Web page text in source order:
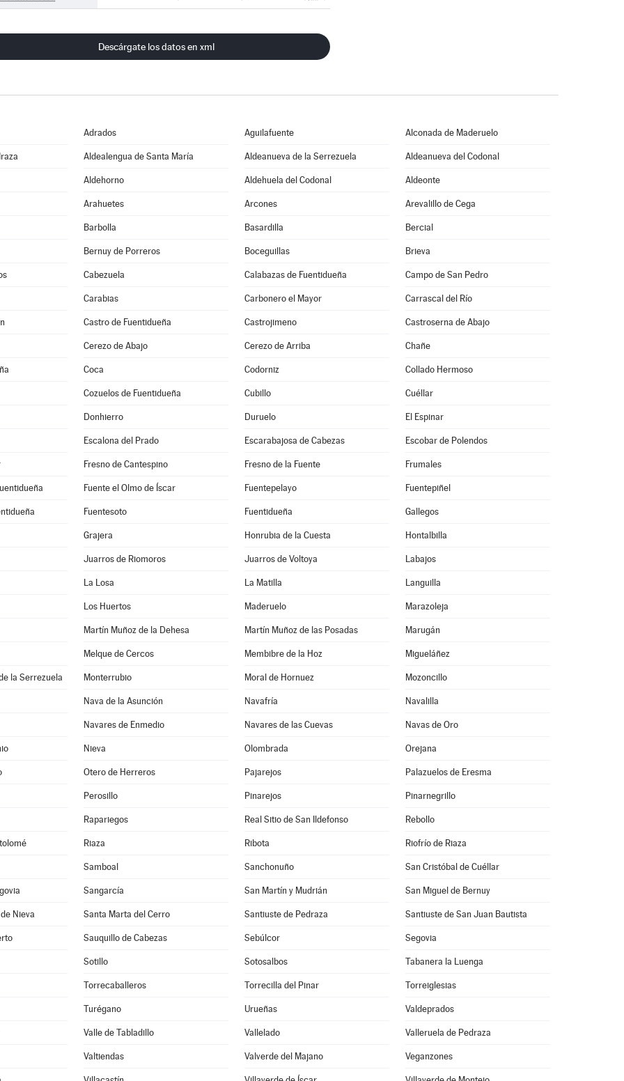
Descárgate los datos en xml
Adrados Aguilafuente Alconada de Maderuelo
Aldealengua de Santa María Aldeanueva de la Serrezuela Aldeanueva del Codonal
Aldehorno Aldehuela del Codonal Aldeonte
Arahuetes Arcones Arevalillo de Cega
Barbolla Basardilla Bercial
Bernuy de Porreros Boceguillas Brieva
Cabezuela Calabazas de Fuentidueña Campo de San Pedro
Carabias Carbonero el Mayor Carrascal del Río
Castro de Fuentidueña Castrojimeno Castroserna de Abajo
Cerezo de Abajo Cerezo de Arriba Chañe
Coca Codorniz Collado Hermoso
Cozuelos de Fuentidueña Cubillo Cuéllar
Donhierro Duruelo El Espinar
Escalona del Prado Escarabajosa de Cabezas Escobar de Polendos
Fresno de Cantespino Fresno de la Fuente Frumales
Fuente el Olmo de Íscar Fuentepelayo Fuentepiñel
Fuentesoto Fuentidueña Gallegos
Grajera Honrubia de la Cuesta Hontalbilla
Juarros de Riomoros Juarros de Voltoya Labajos
La Losa La Matilla Languilla
Los Huertos Maderuelo Marazoleja
Martín Muñoz de la Dehesa Martín Muñoz de las Posadas Marugán
Melque de Cercos Membibre de la Hoz Migueláñez
la Serrezuela Monterrubio Moral de Hornuez Mozoncillo
Nava de la Asunción Navafría Navalilla
Navares de Enmedio Navares de las Cuevas Navas de Oro
Nieva Olombrada Orejana
Otero de Herreros Pajarejos Palazuelos de Eresma
Perosillo Pinarejos Pinarnegrillo
Rapariegos Real Sitio de San Ildefonso Rebollo
Riaza Ribota Riofrío de Riaza
Samboal Sanchonuño San Cristóbal de Cuéllar
Sangarcía San Martín y Mudrián San Miguel de Bernuy
Nieva Santa Marta del Cerro Santiuste de Pedraza Santiuste de San Juan Bautista
Sauquillo de Cabezas Sebúlcor Segovia
Sotillo Sotosalbos Tabanera la Luenga
Torrecaballeros Torrecilla del Pinar Torreiglesias
Turégano Urueñas Valdeprados
Valle de Tabladillo Vallelado Valleruela de Pedraza
Valtiendas Valverde del Majano Veganzones